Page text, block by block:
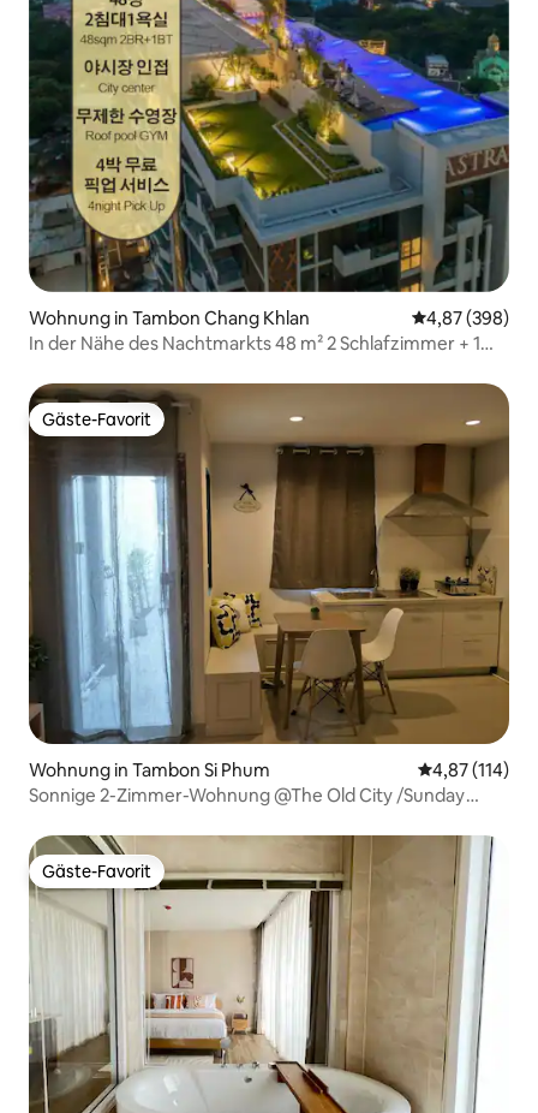
Wohnung in Tambon Chang Khlan
4,87 (398)
In der Nähe des Nachtmarkts 48 m² 2 Schlafzimmer + 1
Gäste-Favorit
Gäste-Favorit
Wohnung in Tambon Si Phum
4,87 (114)
Sonnige 2-Zimmer-Wohnung @The Old City /Sunday
Gäste-Favorit
Gäste-Favorit